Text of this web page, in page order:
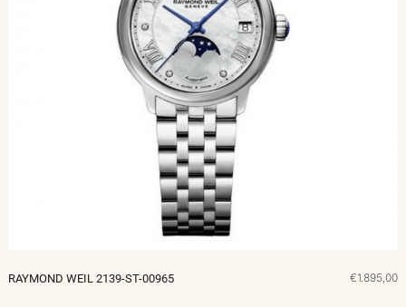
RAYMOND WEIL 2139-ST-00965 €1.895,00